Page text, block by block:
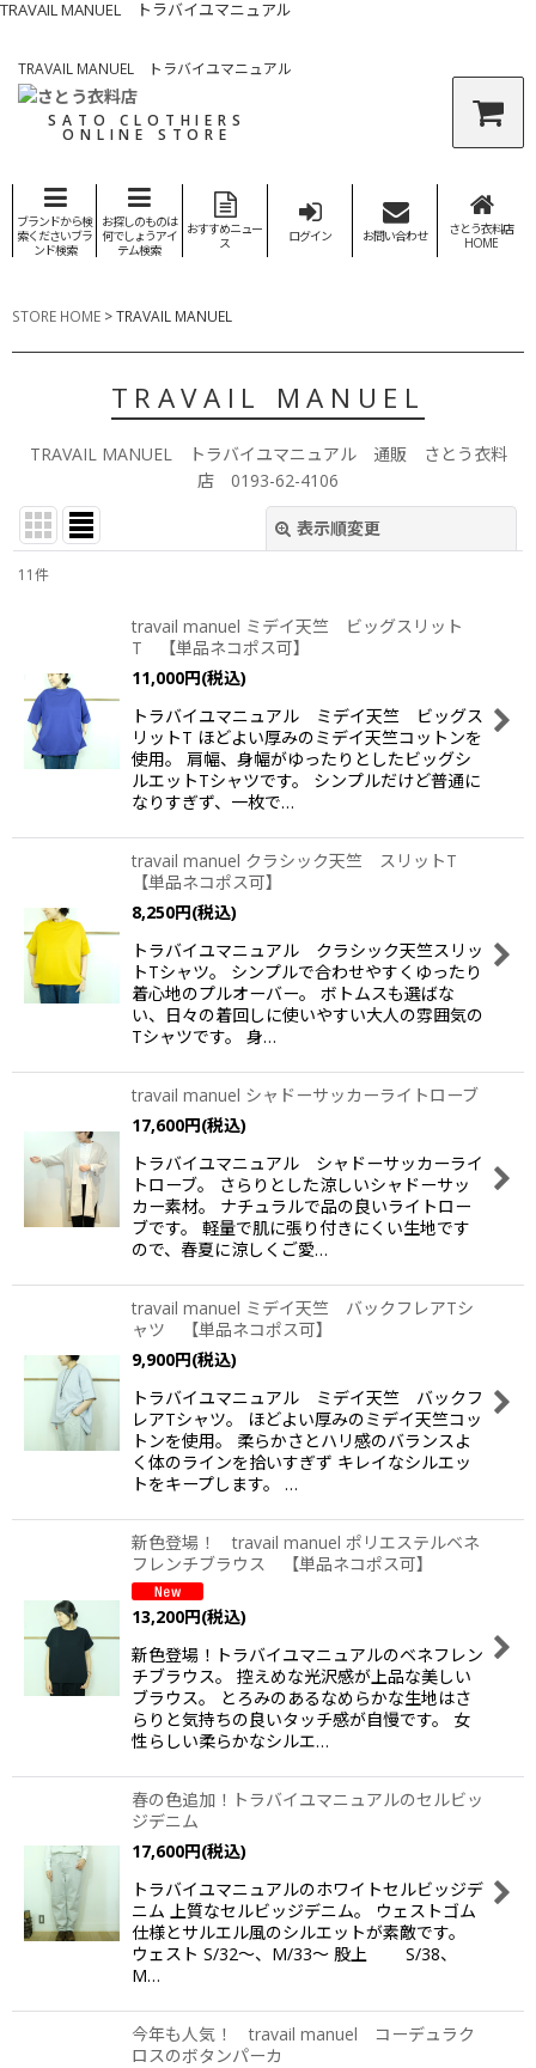
TRAVAIL MANUEL トラバイユマニュアル
TRAVAIL MANUEL トラバイユマニュアル
SATO CLOTHIERS
ONLINE STORE
ブランドから検
索くださいブラ
ンド検索
お探しのものは
何でしょうアイ
テム検索
おすすめニュー
ス
ログイン お問い合わせ
さとう衣料店
HOME
STORE HOME >TRAVAIL MANUEL
TRAVAIL MANUEL
TRAVAIL MANUEL トラバイユマニュアル 通販 さとう衣料
店 0193-62-4106
表示順変更
絞り込む
11件
travail manuel ミデイ天竺 ビッグスリット
T 【単品ネコポス可】
11,000円(税込)
トラバイユマニュアル ミデイ天竺 ビッグス
リットT ほどよい厚みのミデイ天竺コットンを
使用。 肩幅、身幅がゆったりとしたビッグシ
ルエットTシャツです。 シンプルだけど普通に
なりすぎず、一枚で…
travail manuel クラシック天竺 スリットT
【単品ネコポス可】
8,250円(税込)
トラバイユマニュアル クラシック天竺スリッ
トTシャツ。 シンプルで合わせやすくゆったり
着心地のプルオーバー。 ボトムスも選ばな
い、日々の着回しに使いやすい大人の雰囲気の
Tシャツです。 身…
travail manuel シャドーサッカーライトローブ
17,600円(税込)
トラバイユマニュアル シャドーサッカーライ
トローブ。 さらりとした涼しいシャドーサッ
カー素材。 ナチュラルで品の良いライトロー
ブです。 軽量で肌に張り付きにくい生地です
ので、春夏に涼しくご愛…
travail manuel ミデイ天竺 バックフレアTシ
ャツ 【単品ネコポス可】
9,900円(税込)
トラバイユマニュアル ミデイ天竺 バックフ
レアTシャツ。 ほどよい厚みのミデイ天竺コッ
トンを使用。 柔らかさとハリ感のバランスよ
く体のラインを拾いすぎず キレイなシルエッ
トをキープします。 …
新色登場！ travail manuel ポリエステルベネ
フレンチブラウス 【単品ネコポス可】
13,200円(税込)
新色登場！トラバイユマニュアルのベネフレン
チブラウス。 控えめな光沢感が上品な美しい
ブラウス。 とろみのあるなめらかな生地はさ
らりと気持ちの良いタッチ感が自慢です。 女
性らしい柔らかなシルエ…
春の色追加！トラバイユマニュアルのセルビッ
ジデニム
17,600円(税込)
トラバイユマニュアルのホワイトセルビッジデ
ニム 上質なセルビッジデニム。 ウェストゴム
仕様とサルエル風のシルエットが素敵です。
ウェスト S/32〜、M/33〜 股上 S/38、
M…
今年も人気！ travail manuel コーデュラク
ロスのボタンパーカ